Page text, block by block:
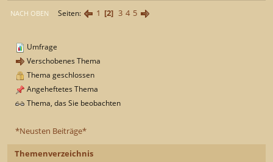
*Neusten Beiträge*
Themenverzeichnis
NACH OBEN Seiten 1 2 3 4 5
Umfrage
Verschobenes Thema
Thema geschlossen
Angeheftetes Thema
Thema, das Sie beobachten